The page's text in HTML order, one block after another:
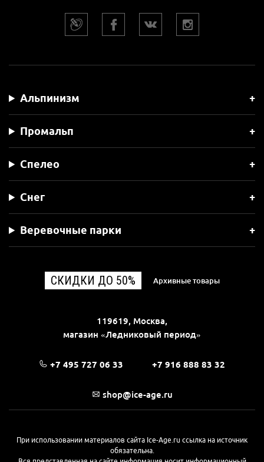
Альпинизм
Промальп
Спелео
Снег
Веревочные парки
СКИДКИ ДО 50% Архивные товары
119619, Москва,
магазин «Ледниковый период»
+7 495 727 06 33 +7 916 888 83 32
shop@ice-age.ru
При использовании материалов сайта Ice-Age.ru ссылка на источник
обязательна.